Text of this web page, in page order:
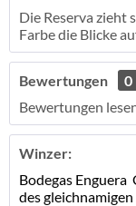
Die Reserva
Farbe die Blicke
Bewertungen
0
Bewertungen
Winzer:
Bodegas Enguera
des